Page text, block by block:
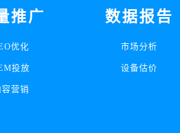
推广
优化
投放
容营销
数据报告
市场分析
设备估价